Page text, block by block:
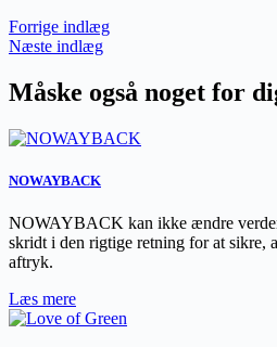
Forrige indlæg
Næste indlæg
Måske også noget for
NOWAYBACK
NOWAYBACK kan ikke ændre
skridt i den rigtige retning for at sikre,
aftryk.
Læs mere